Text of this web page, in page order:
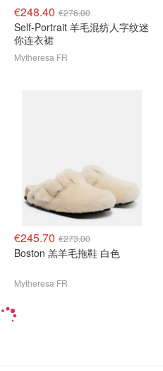
€248.40 €276.00
Self-Portrait 羊毛混纺人字纹迷
你连衣裙
Mytheresa FR
€245.70 €273.00
Boston 羔羊毛拖鞋 白色
Mytheresa FR